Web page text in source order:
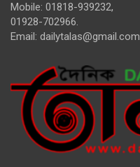
Mobile: 01818-939232,
01928-702966.
Email: dailytalas@gmail.com